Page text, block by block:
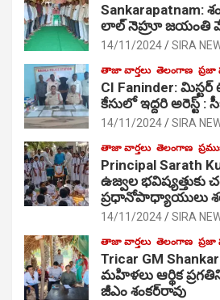
Sankarapatnam:
లాల్ నెహ్రూ జయంతి
14/11/2024 SIRA
తాజా వార్తలు తెలంగాణ ప్రజా
CI Faninder:
కేసులో ఇద్దరి అరెస్ట్ :
14/11/2024 SIRA
తాజా వార్తలు తెలంగాణ
Principal Sarath
ఉజ్వల భవిష్యత్తుకు
ప్రధానోపాధ్యాయులు
14/11/2024 SIRA
తాజా వార్తలు తెలంగాణ ప్రజా
Tricar GM
మహిళలు ఆర్థిక
జీఎం శంకర్‌రావు